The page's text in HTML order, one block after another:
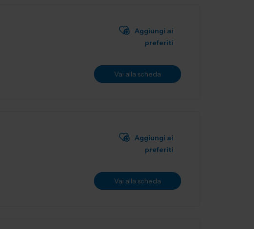
Aggiungi ai
preferiti
Vai alla scheda
Aggiungi ai
preferiti
Vai alla scheda